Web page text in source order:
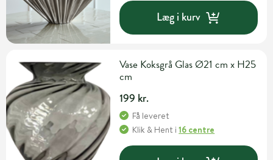
Læg i kurv
Vase Koksgrå Glas Ø21 cm x H25
cm
199 kr.
Få leveret
Klik & Hent i16 centre